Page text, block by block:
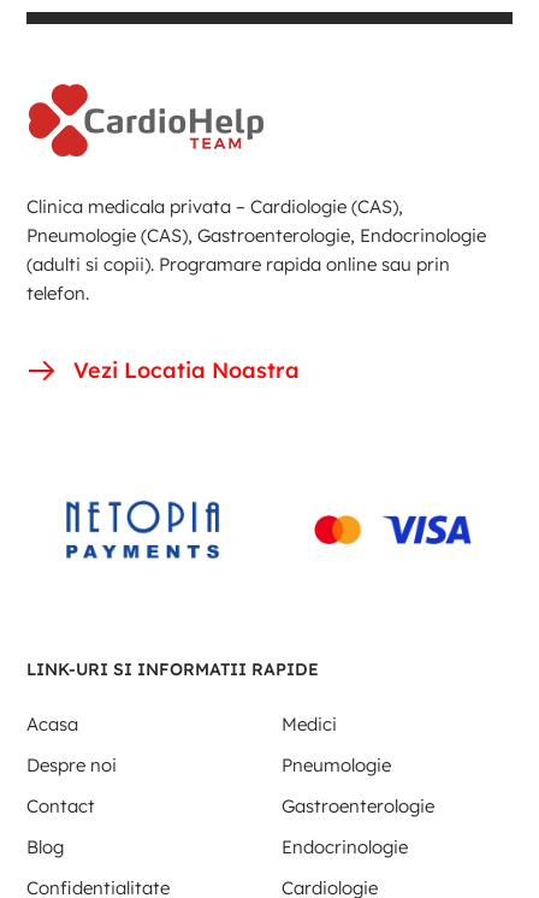
Clinica medicala privata – Cardiologie (CAS),
Pneumologie (CAS), Gastroenterologie, Endocrinologie
(adulti si copii). Programare rapida online sau prin
telefon.
Vezi Locatia Noastra
LINK-URI SI INFORMATII RAPIDE
Acasa
Medici
Despre noi
Pneumologie
Contact
Gastroenterologie
Blog
Endocrinologie
Confidentialitate
Cardiologie